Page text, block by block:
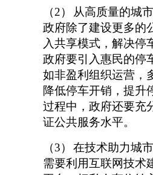
（2）
从高质量的城
政府除了建设更多的
入共享模式，解决停
政府要引入惠民的停
如非盈利组织运营，
降低停车开销，提升
过程中，政府还要充
证公共服务水平。
（3） 在技术助力城
需要利用互联网技术